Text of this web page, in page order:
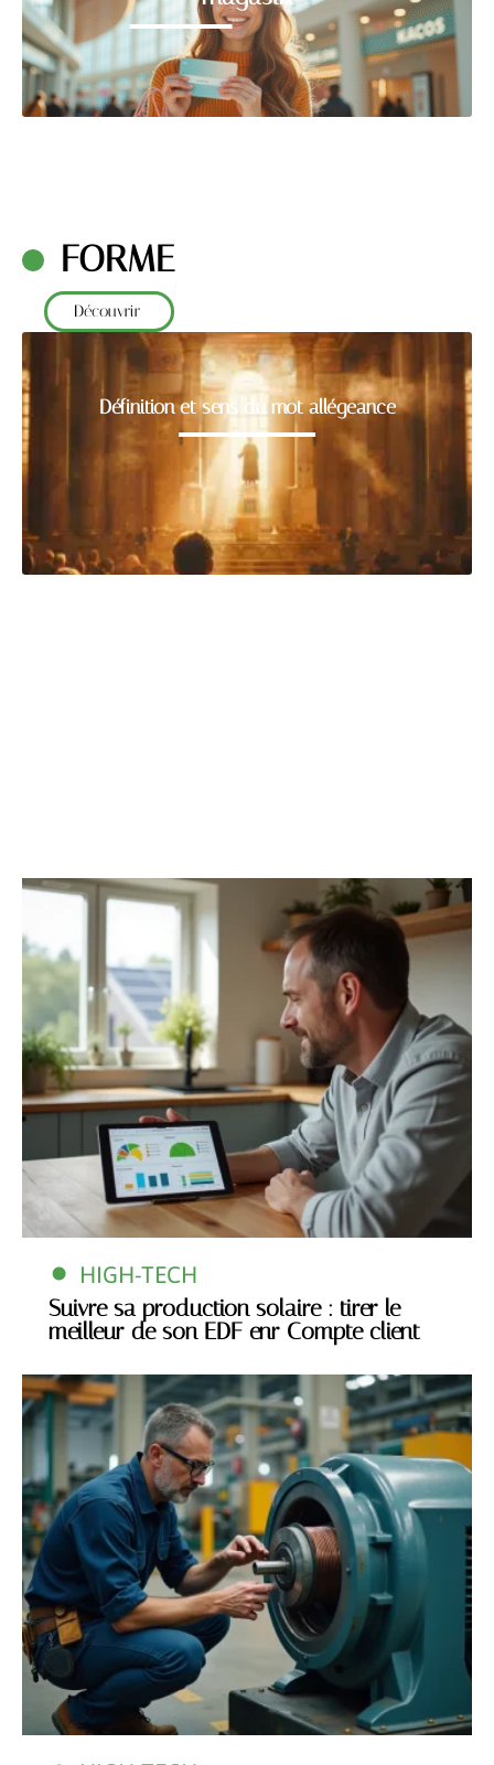
FORME
Découvrir
Définition et sens du mot allégeance
HIGH-TECH
Suivre sa production solaire : tirer le
meilleur de son EDF enr Compte client